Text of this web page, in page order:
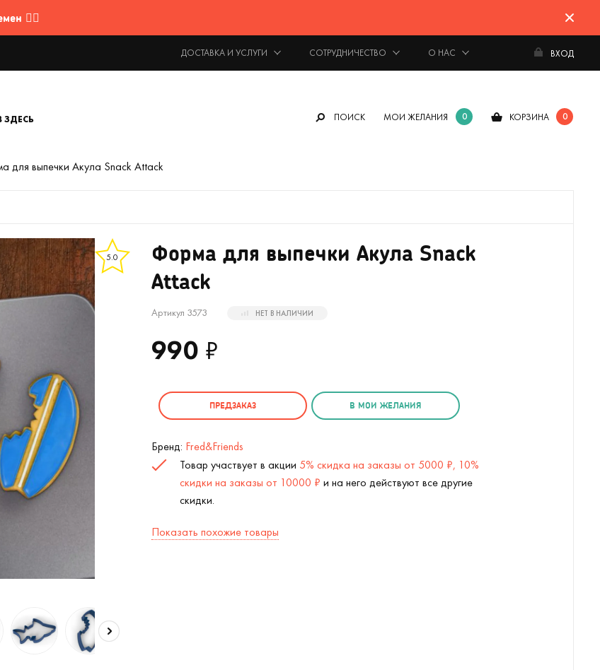
🤷‍♂️
ДОСТАВКА И УСЛУГИ СОТРУДНИЧЕСТВО О НАС ВХОД
ЗДЕСЬ ПОИСК МОИ ЖЕЛАНИЯ 0 КОРЗИНА 0
для выпечки Акула Snack Attack
5.0
Форма для выпечки Акула Snack
Attack
Артикул 3573 НЕТ В НАЛИЧИИ
990 ₽
ПРЕДЗАКАЗ В МОИ ЖЕЛАНИЯ
Бренд: Fred&Friends
Товар участвует в акции 5% скидка на заказы от 5000 ₽, 10%
скидки на заказы от 10000 ₽ и на него действуют все другие
скидки.
Показать похожие товары